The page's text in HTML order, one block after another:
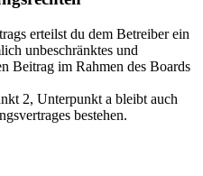
erteilst du dem Betreiber ein
unbeschränktes und
Beitrag im Rahmen des Boards
2, Unterpunkt a bleibt auch
bestehen.